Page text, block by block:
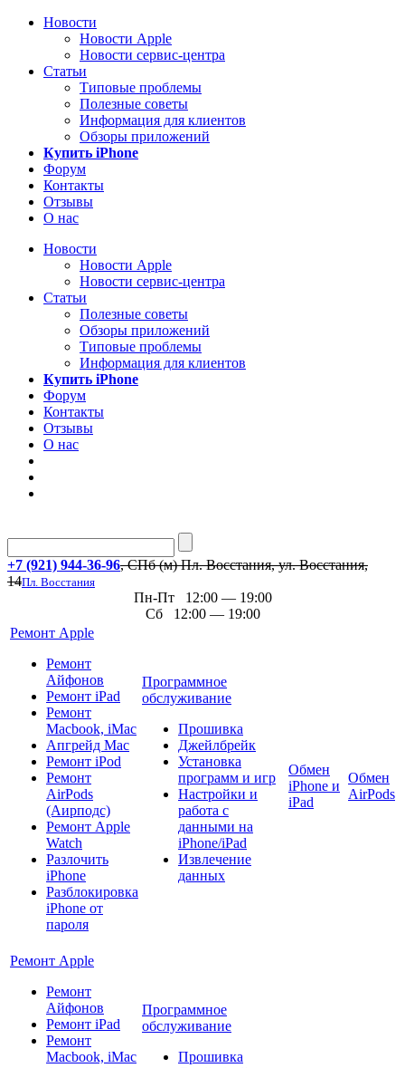
Новости
Новости Apple
Новости сервис-центра
Статьи
Типовые проблемы
Полезные советы
Информация для клиентов
Обзоры приложений
Купить iPhone
Форум
Контакты
Отзывы
О нас
Новости
Новости Apple
Новости сервис-центра
Статьи
Полезные советы
Обзоры приложений
Типовые проблемы
Информация для клиентов
Купить iPhone
Форум
Контакты
Отзывы
О нас
+7 (921) 944-36-96, СПб (м) Пл. Восстания, ул. Восстания,
14Пл. Восстания
Пн-Пт 12:00 — 19:00
Сб 12:00 — 19:00
Ремонт Apple
Ремонт
Айфонов
Ремонт iPad
Ремонт
Macbook, iMac
Апгрейд Mac
Ремонт iPod
Ремонт
AirPods
(Аирподс)
Ремонт Apple
Watch
Разлочить
iPhone
Разблокировка
iPhone от
пароля
Программное
обслуживание
Прошивка
Джейлбрейк
Установка
программ и игр
Настройки и
работа с
данными на
iPhone/iPad
Извлечение
данных
Обмен
iPhone и
iPad
Обмен
AirPods
Ремонт Apple
Ремонт
Айфонов
Ремонт iPad
Ремонт
Macbook, iMac
Программное
обслуживание
Прошивка